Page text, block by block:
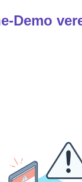
Demo